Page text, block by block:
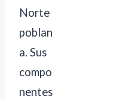
Norte
poblan
a. Sus
compo
nentes